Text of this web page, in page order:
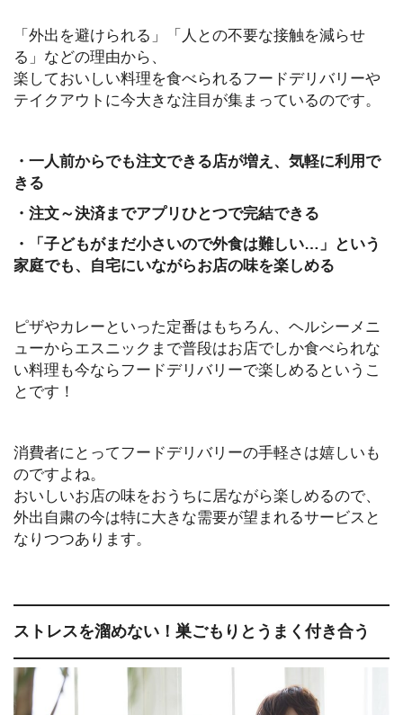
「外出を避けられる」「人との不要な接触を減らせ
る」などの理由から、
楽しておいしい料理を食べられるフードデリバリーや
テイクアウトに今大きな注目が集まっているのです。
・一人前からでも注文できる店が増え、気軽に利用で
きる
・注文～決済までアプリひとつで完結できる
・「子どもがまだ小さいので外食は難しい…」という
家庭でも、自宅にいながらお店の味を楽しめる
ピザやカレーといった定番はもちろん、ヘルシーメニ
ューからエスニックまで普段はお店でしか食べられな
い料理も今ならフードデリバリーで楽しめるというこ
とです！
消費者にとってフードデリバリーの手軽さは嬉しいも
のですよね。
おいしいお店の味をおうちに居ながら楽しめるので、
外出自粛の今は特に大きな需要が望まれるサービスと
なりつつあります。
ストレスを溜めない！巣ごもりとうまく付き合う